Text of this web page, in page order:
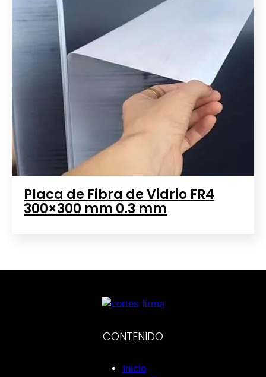
Placa de Fibra de Vidrio FR4
300×300 mm 0.3 mm
CONTENIDO
Inicio